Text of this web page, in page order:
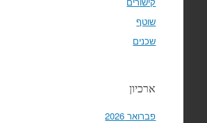
שוטף
שכנים
ארכיון
פברואר 2026